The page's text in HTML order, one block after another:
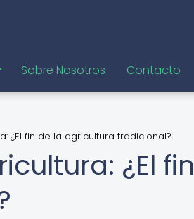
Sobre Nosotros Contacto
¿El fin de la agricultura tradicional?
¿El fin